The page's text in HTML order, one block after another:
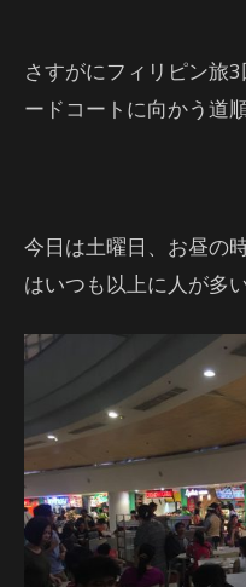
さすがにフィリピン旅
ードコートに向かう道
今日は土曜日、お昼の
はいつも以上に人が多い